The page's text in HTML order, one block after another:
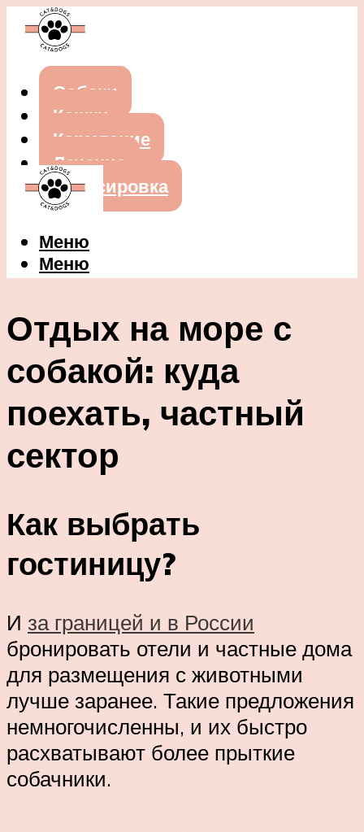
Собаки
Кошки
Кормление
Лечение
Дрессировка
Меню
Меню
Отдых на море с
собакой: куда
поехать, частный
сектор
Как выбрать
гостиницу?
И за границей и в России
бронировать отели и частные дома
для размещения с животными
лучше заранее. Такие предложения
немногочисленны, и их быстро
расхватывают более прыткие
собачники.